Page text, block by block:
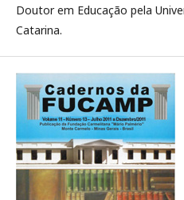
Doutor em Educação pela
Catarina.